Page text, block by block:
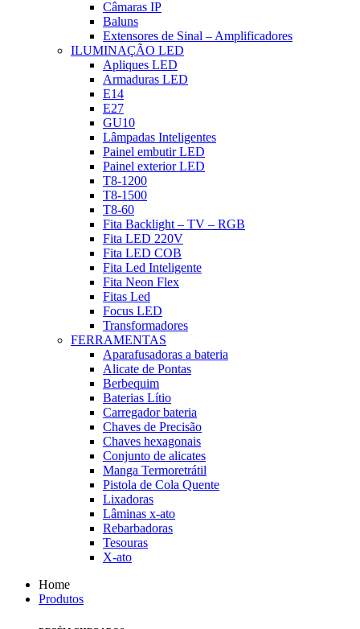
Câmaras IP
Baluns
Extensores de Sinal – Amplificadores
ILUMINAÇÃO LED
Apliques LED
Armaduras LED
E14
E27
GU10
Lâmpadas Inteligentes
Painel embutir LED
Painel exterior LED
T8-1200
T8-1500
T8-60
Fita Backlight – TV – RGB
Fita LED 220V
Fita LED COB
Fita Led Inteligente
Fita Neon Flex
Fitas Led
Focus LED
Transformadores
FERRAMENTAS
Aparafusadoras a bateria
Alicate de Pontas
Berbequim
Baterias Lítio
Carregador bateria
Chaves de Precisão
Chaves hexagonais
Conjunto de alicates
Manga Termoretrátil
Pistola de Cola Quente
Lixadoras
Lâminas x-ato
Rebarbadoras
Tesouras
X-ato
Home
Produtos